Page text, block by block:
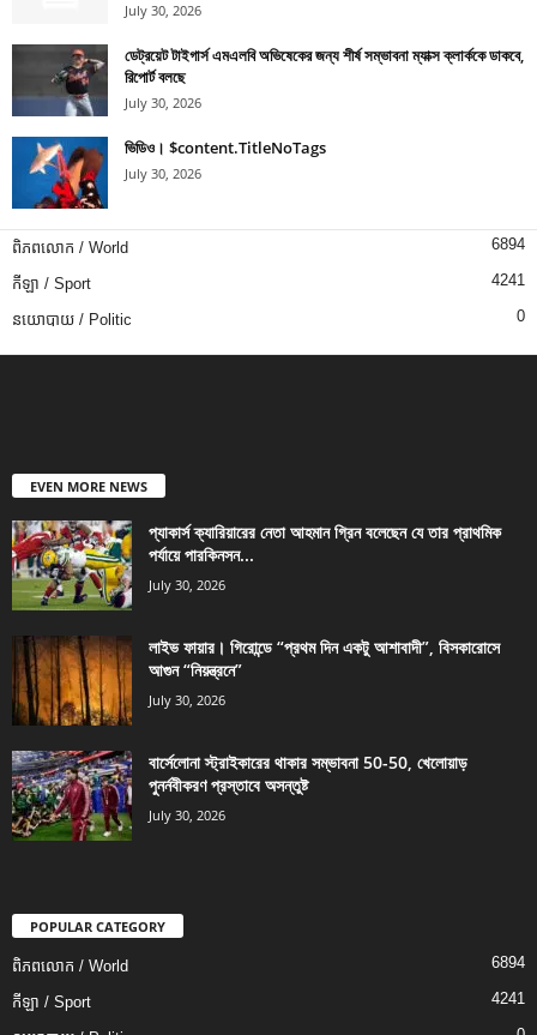
July 30, 2026
ডেট্রয়েট টাইগার্স এমএলবি অভিষেকের জন্য শীর্ষ সম্ভাবনা ম্যাক্স ক্লার্ককে ডাকবে,
রিপোর্ট বলছে
July 30, 2026
ভিডিও। $content.TitleNoTags
July 30, 2026
ពិភពលោក / World 6894
កីឡា / Sport 4241
នយោបាយ / Politic 0
EVEN MORE NEWS
প্যাকার্স ক্যারিয়ারের নেতা আহমান গ্রিন বলেছেন যে তার প্রাথমিক
পর্যায়ে পারকিনসন...
July 30, 2026
লাইভ ফায়ার। গিরোন্ডে “প্রথম দিন একটু আশাবাদী”, বিসকারোসে
আগুন “নিয়ন্ত্রনে”
July 30, 2026
বার্সেলোনা স্ট্রাইকারের থাকার সম্ভাবনা 50-50, খেলোয়াড়
পুনর্নবীকরণ প্রস্তাবে অসন্তুষ্ট
July 30, 2026
POPULAR CATEGORY
ពិភពលោក / World 6894
កីឡា / Sport 4241